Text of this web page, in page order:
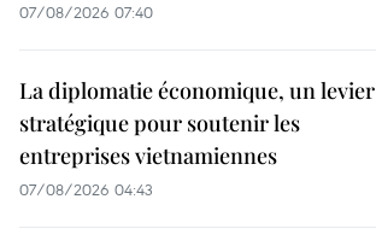
07/08/2026 07:40
La diplomatie économique, un levier
stratégique pour soutenir les
entreprises vietnamiennes
07/08/2026 04:43